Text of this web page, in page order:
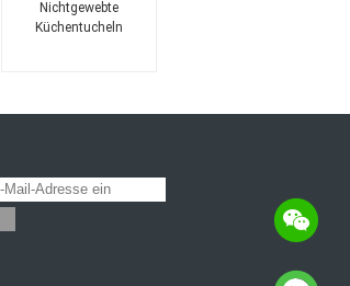
Nichtgewebte
Küchentucheln